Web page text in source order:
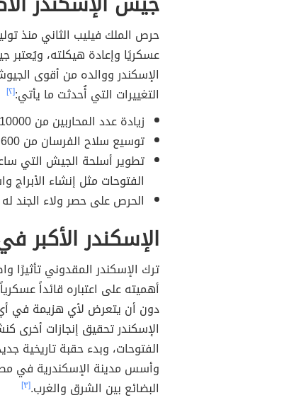
حرص الملك فيليب الثاني منذ
عسكريًا وإعادة هيكلته،
الإسكندر ووالده من أقوى
التغييرات التي أُحدثت ما يأتي:[٢]
زيادة عدد المحاربين من 10000 مقاتل إلى 24000 مقاتل.
توسيع سلاح الفرسان من 600 فارس إلى 3500 فارس.
تطوير أسلحة الجيش التي
الفتوحات مثل إنشاء الأبراج
الحرص على حصر ولاء الجند
الإسكندر الأكبر
ترك الإسكندر المقدوني تأثيرًا
أهميته على اعتباره قائداً
دون أن يتعرض لأي هزيمة في
الإسكندر تحقيق إنجازات أخرى
الفتوحات، وبدء حقبة تاريخية
وأسس مدينة الإسكندرية في
البضائع بين الشرق والغرب.[٣]